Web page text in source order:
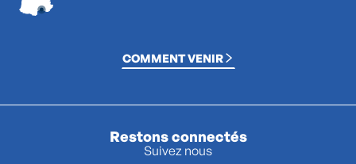
COMMENT VENIR
Restons connectés
Suivez nous